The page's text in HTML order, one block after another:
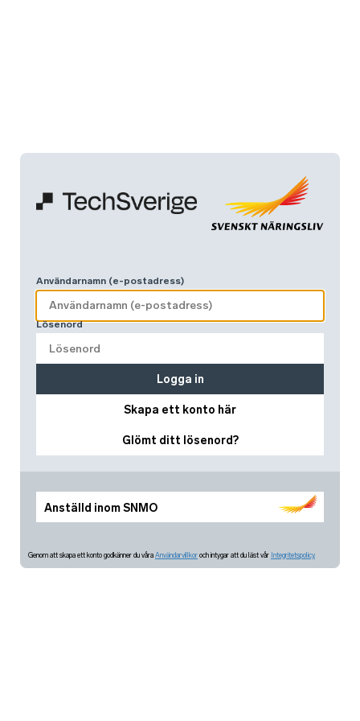
Anställd inom SNMO
Användarnamn (e-postadress)
Lösenord
Skapa ett konto här
Glömt ditt lösenord?
Logga in
Genom att skapa ett konto godkänner du våra Användarvillkor och intygar att du läst vår Integritetspolicy.